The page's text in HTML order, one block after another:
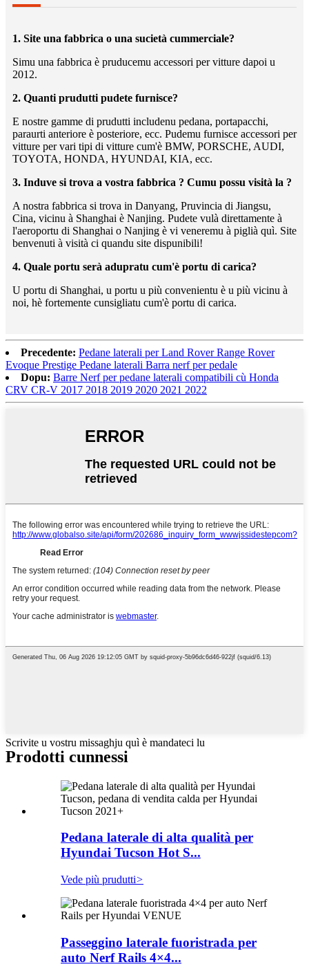
1. Site una fabbrica o una sucietà cummerciale?
Simu una fabbrica è pruducemu accessori per vitture dapoi u
2012.
2. Quanti prudutti pudete furnisce?
E nostre gamme di prudutti includenu pedana, portapacchi,
paraurti anteriore è posteriore, ecc. Pudemu furnisce accessori per
vitture per vari tipi di vitture cum'è BMW, PORSCHE, AUDI,
TOYOTA, HONDA, HYUNDAI, KIA, ecc.
3. Induve si trova a vostra fabbrica ? Cumu possu visità la ?
A nostra fabbrica si trova in Danyang, Pruvincia di Jiangsu,
Cina, vicinu à Shanghai è Nanjing. Pudete vulà direttamente à
l'aeroportu di Shanghai o Nanjing è vi veneremu à piglià quì. Site
benvenuti à visità ci quandu site dispunibili!
4. Quale portu serà adupratu cum'è portu di carica?
U portu di Shanghai, u portu u più convenientu è u più vicinu à
noi, hè fortemente cunsigliatu cum'è portu di carica.
Precedente: Pedane laterali per Land Rover Range Rover
Evoque Prestige Pedane laterali Barra nerf per pedale
Dopu: Barre Nerf per pedane laterali compatibili cù Honda
CRV CR-V 2017 2018 2019 2020 2021 2022
Scrivite u vostru missaghju quì è mandateci lu
Prodotti cunnessi
Pedana laterale di alta qualità per
Hyundai Tucson Hot S...
Vede più prudutti>
Passeggino laterale fuoristrada per
auto Nerf Rails 4×4...